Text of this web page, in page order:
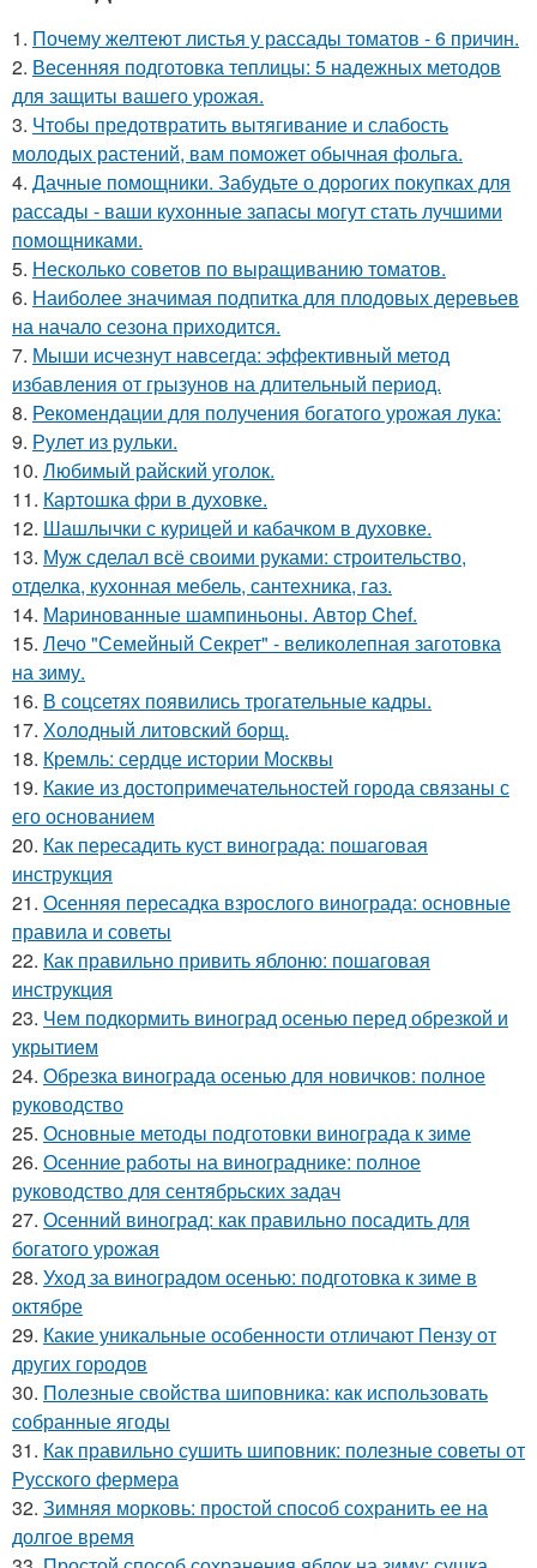
1. Почему желтеют листья у рассады томатов - 6 причин.
2. Весенняя подготовка теплицы: 5 надежных методов
для защиты вашего урожая.
3. Чтобы предотвратить вытягивание и слабость
молодых растений, вам поможет обычная фольга.
4. Дачные помощники. Забудьте о дорогих покупках для
рассады - ваши кухонные запасы могут стать лучшими
помощниками.
5. Несколько советов по выращиванию томатов.
6. Наиболее значимая подпитка для плодовых деревьев
на начало сезона приходится.
7. Мыши исчезнут навсегда: эффективный метод
избавления от грызунов на длительный период.
8. Рекомендации для получения богатого урожая лука:
9. Рулет из рульки.
10. Любимый райский уголок.
11. Картошка фри в духовке.
12. Шашлычки с курицей и кабачком в духовке.
13. Муж сделал всё своими руками: строительство,
отделка, кухонная мебель, сантехника, газ.
14. Маринованные шампиньоны. Автор Chef.
15. Лечо "Семейный Секрет" - великолепная заготовка
на зиму.
16. В соцсетях появились трогательные кадры.
17. Холодный литовский борщ.
18. Кремль: сердце истории Москвы
19. Какие из достопримечательностей города связаны с
его основанием
20. Как пересадить куст винограда: пошаговая
инструкция
21. Осенняя пересадка взрослого винограда: основные
правила и советы
22. Как правильно привить яблоню: пошаговая
инструкция
23. Чем подкормить виноград осенью перед обрезкой и
укрытием
24. Обрезка винограда осенью для новичков: полное
руководство
25. Основные методы подготовки винограда к зиме
26. Осенние работы на винограднике: полное
руководство для сентябрьских задач
27. Осенний виноград: как правильно посадить для
богатого урожая
28. Уход за виноградом осенью: подготовка к зиме в
октябре
29. Какие уникальные особенности отличают Пензу от
других городов
30. Полезные свойства шиповника: как использовать
собранные ягоды
31. Как правильно сушить шиповник: полезные советы от
Русского фермера
32. Зимняя морковь: простой способ сохранить ее на
долгое время